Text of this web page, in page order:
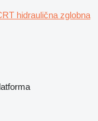
hidraulična zglobna